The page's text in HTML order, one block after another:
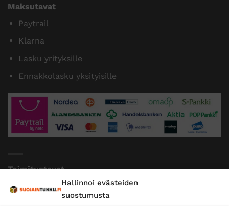
Hallinnoi evästeiden
suostumusta
Maksutavat
Paytrail
Klarna
Lasku yrityksille
Ennakkolasku yksityisille
Toimitustavat
Posti